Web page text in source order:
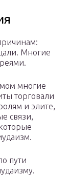
Многие
многие
торговали
и элите,
связи,
пути